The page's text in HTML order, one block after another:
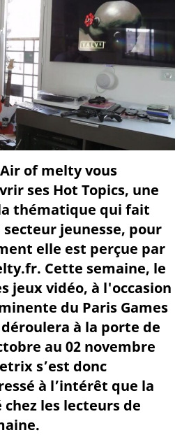
of melty vous
ses Hot Topics, une
thématique qui fait
jeunesse, pour
elle est perçue par
Cette semaine, le
jeux vidéo, à l'occasion
du Paris Games
déroulera à la porte de
au 02 novembre
s’est donc
à l’intérêt que la
les lecteurs de